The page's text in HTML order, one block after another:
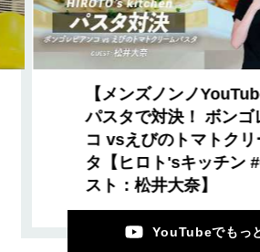
【メンズノンノ
パスタで対決！ ボンゴ
コ vsえびのトマトクリ
タ【ヒロト'sキッチン
スト：松井大奈】
YouTubeでもっ